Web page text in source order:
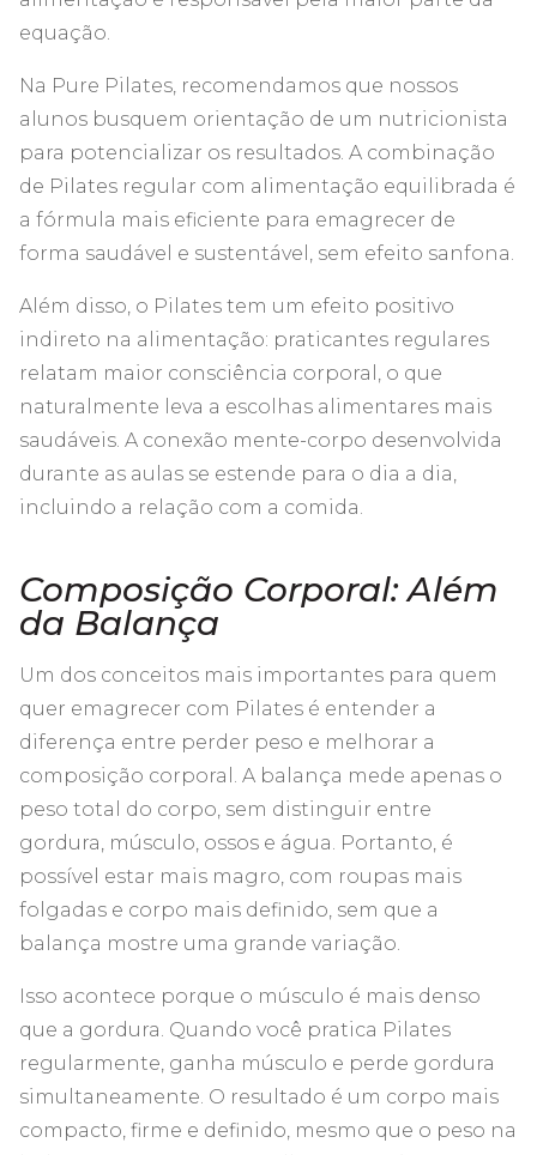
equação.
Na Pure Pilates, recomendamos que nossos
alunos busquem orientação de um nutricionista
para potencializar os resultados. A combinação
de Pilates regular com alimentação equilibrada é
a fórmula mais eficiente para emagrecer de
forma saudável e sustentável, sem efeito sanfona.
Além disso, o Pilates tem um efeito positivo
indireto na alimentação: praticantes regulares
relatam maior consciência corporal, o que
naturalmente leva a escolhas alimentares mais
saudáveis. A conexão mente-corpo desenvolvida
durante as aulas se estende para o dia a dia,
incluindo a relação com a comida.
Composição Corporal: Além
da Balança
Um dos conceitos mais importantes para quem
quer emagrecer com Pilates é entender a
diferença entre perder peso e melhorar a
composição corporal. A balança mede apenas o
peso total do corpo, sem distinguir entre
gordura, músculo, ossos e água. Portanto, é
possível estar mais magro, com roupas mais
folgadas e corpo mais definido, sem que a
balança mostre uma grande variação.
Isso acontece porque o músculo é mais denso
que a gordura. Quando você pratica Pilates
regularmente, ganha músculo e perde gordura
simultaneamente. O resultado é um corpo mais
compacto, firme e definido, mesmo que o peso na